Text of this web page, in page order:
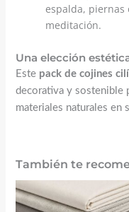
espalda, piernas
meditación.
Una elección
Este pack de cojines
decorativa y sostenible
materiales naturales en
También te